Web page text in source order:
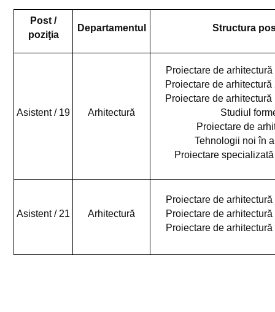
Conținut proiect de diplomă
Lista grupelor pe an de studiu
Contracte de studii
Post /
poziţia
Departamentul Structura
Asistent / 19 Arhitectură
Proiectare de
Proiectare de
Proiectare de
Studiul
Proiectare de
Tehnologii noi în
Proiectare
Asistent / 21 Arhitectură
Proiectare de
Proiectare de
Proiectare de